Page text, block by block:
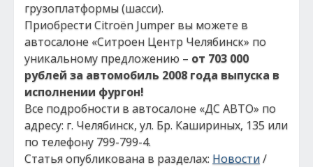
грузоплатформы (шасси).
Приобрести Citroёn Jumper вы можете в
автосалоне «Ситроен Центр Челябинск» по
уникальному предложению – от 703 000
рублей за автомобиль 2008 года выпуска в
исполнении фургон!
Все подробности в автосалоне «ДС АВТО» по
адресу: г. Челябинск, ул. Бр. Кашириных, 135 или
по телефону 799-799-4.
Статья опубликована в разделах: Новости/